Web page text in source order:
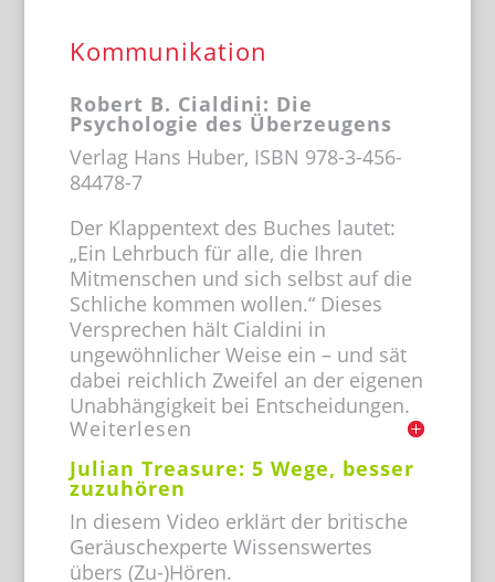
Kommunikation
Robert B. Cialdini: Die
Psychologie des Überzeugens
Verlag Hans Huber, ISBN 978-3-456-
84478-7
Der Klappentext des Buches lautet:
„Ein Lehrbuch für alle, die Ihren
Mitmenschen und sich selbst auf die
Schliche kommen wollen.“ Dieses
Versprechen hält Cialdini in
ungewöhnlicher Weise ein – und sät
dabei reichlich Zweifel an der eigenen
Unabhängigkeit bei Entscheidungen.
Weiterlesen
Julian Treasure: 5 Wege, besser
zuzuhören
In diesem Video erklärt der britische
Geräuschexperte Wissenswertes
übers (Zu-)Hören.